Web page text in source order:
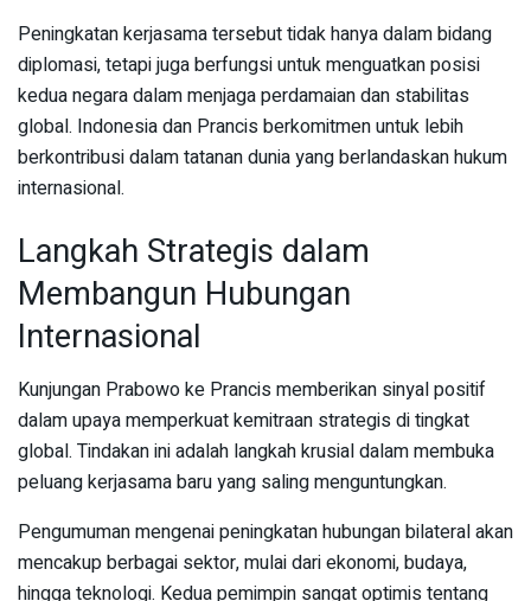
Peningkatan kerjasama tersebut tidak hanya dalam bidang
diplomasi, tetapi juga berfungsi untuk menguatkan posisi
kedua negara dalam menjaga perdamaian dan stabilitas
global. Indonesia dan Prancis berkomitmen untuk lebih
berkontribusi dalam tatanan dunia yang berlandaskan hukum
internasional.
Langkah Strategis dalam
Membangun Hubungan
Internasional
Kunjungan Prabowo ke Prancis memberikan sinyal positif
dalam upaya memperkuat kemitraan strategis di tingkat
global. Tindakan ini adalah langkah krusial dalam membuka
peluang kerjasama baru yang saling menguntungkan.
Pengumuman mengenai peningkatan hubungan bilateral akan
mencakup berbagai sektor, mulai dari ekonomi, budaya,
hingga teknologi. Kedua pemimpin sangat optimis tentang